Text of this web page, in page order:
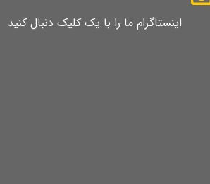
​​​​​​​​​اینستاگرام ما را با یک کلیک دنبال کنید